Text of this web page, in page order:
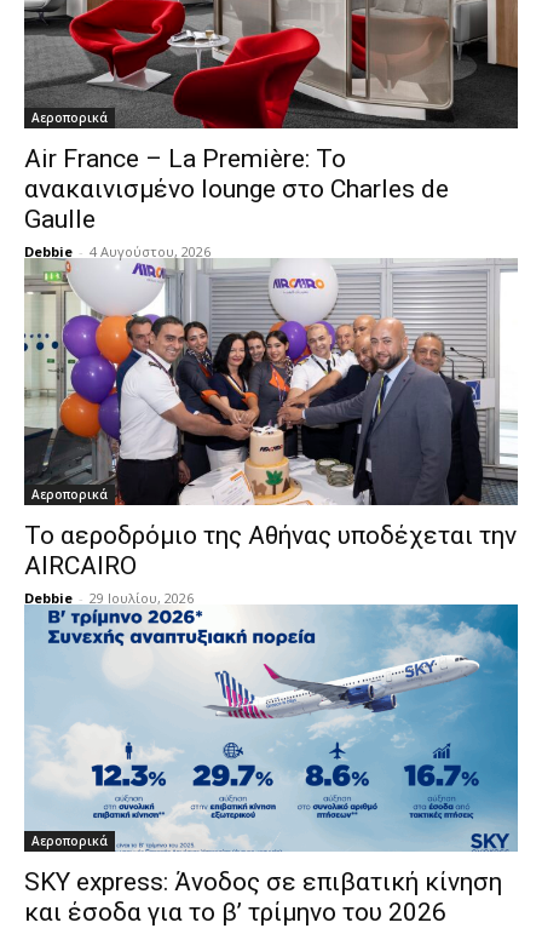
Αεροπορικά
Air France – La Première: Το
ανακαινισμένο lounge στο Charles de
Gaulle
Debbie - 4 Αυγούστου, 2026
Αεροπορικά
Το αεροδρόμιο της Αθήνας υποδέχεται την
AIRCAIRO
Debbie - 29 Ιουλίου, 2026
Αεροπορικά
SKY express: Άνοδος σε επιβατική κίνηση
και έσοδα για το β’ τρίμηνο του 2026